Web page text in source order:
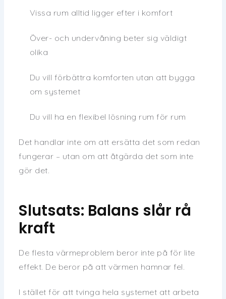
Vissa rum alltid ligger efter i komfort
Över- och undervåning beter sig väldigt
olika
Du vill förbättra komforten utan att bygga
om systemet
Du vill ha en flexibel lösning rum för rum
Det handlar inte om att ersätta det som redan
fungerar – utan om att åtgärda det som inte
gör det.
Slutsats: Balans slår rå
kraft
De flesta värmeproblem beror inte på för lite
effekt. De beror på att värmen hamnar fel.
I stället för att tvinga hela systemet att arbeta